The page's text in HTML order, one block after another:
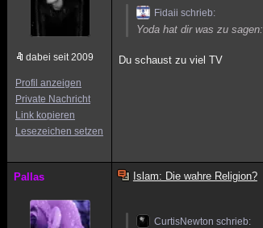
dabei seit 2009
Profil anzeigen
Private Nachricht
Link kopieren
Lesezeichen setzen
Fidaii schrieb:
Yoda hat dir was zu sagen:
Du schaust zu viel TV
Pallas Islam: Die wahre Religion?
CurtisNewton schrieb: